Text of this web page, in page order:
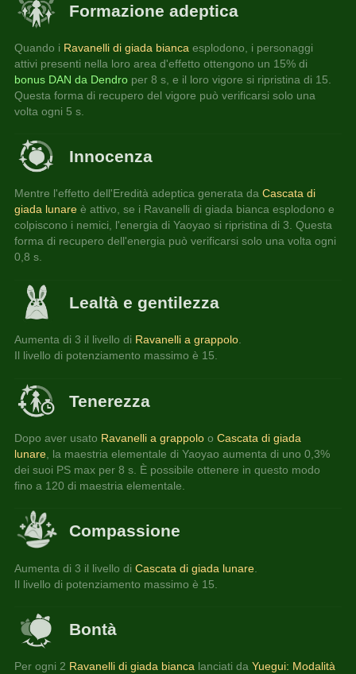
Formazione adeptica
Quando i Ravanelli di giada bianca esplodono, i personaggi
attivi presenti nella loro area d'effetto ottengono un 15% di
bonus DAN da Dendro per 8 s, e il loro vigore si ripristina di 15.
Questa forma di recupero del vigore può verificarsi solo una
volta ogni 5 s.
Innocenza
Mentre l'effetto dell'Eredità adeptica generata da Cascata di
giada lunare è attivo, se i Ravanelli di giada bianca esplodono e
colpiscono i nemici, l'energia di Yaoyao si ripristina di 3. Questa
forma di recupero dell'energia può verificarsi solo una volta ogni
0,8 s.
Lealtà e gentilezza
Aumenta di 3 il livello di Ravanelli a grappolo
Il livello di potenziamento massimo è 15.
Tenerezza
Dopo aver usato Ravanelli a grappolo o Cascata di giada
lunare , la maestria elementale di Yaoyao aumenta di uno 0,3%
dei suoi PS max per 8 s. È possibile ottenere in questo modo
fino a 120 di maestria elementale.
Compassione
Aumenta di 3 il livello di Cascata di giada lunare
Il livello di potenziamento massimo è 15.
Bontà
Per ogni 2 Ravanelli di giada bianca lanciati da Yuegui: Modalità